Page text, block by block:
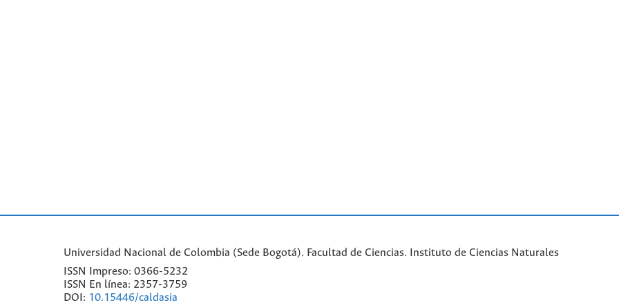
Universidad Nacional de Colombia (Sede Bogotá). Facultad de Ciencias. Instituto de Ciencias Naturales
ISSN Impreso: 0366-5232
ISSN En línea: 2357-3759
DOI: 10.15446/caldasia